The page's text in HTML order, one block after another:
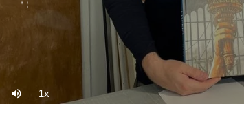
Mute 1xPlayback
Rate